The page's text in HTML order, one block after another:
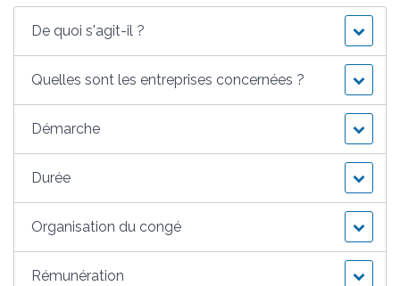
De quoi s'agit-il ?
Quelles sont les entreprises concernées ?
Démarche
Durée
Organisation du congé
Rémunération